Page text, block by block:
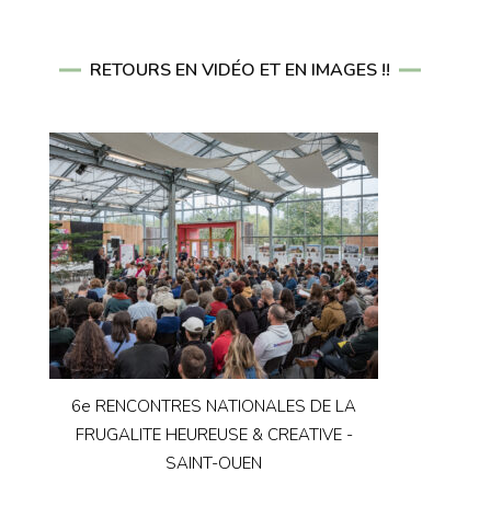
RETOURS EN VIDÉO ET EN IMAGES !!
6e RENCONTRES NATIONALES DE LA
FRUGALITE HEUREUSE & CREATIVE -
SAINT-OUEN